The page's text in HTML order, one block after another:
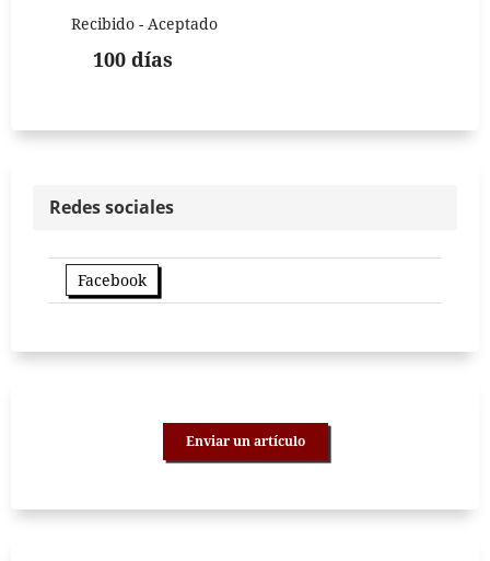
Recibido - Aceptado
100 días
Redes sociales
Facebook
Enviar un artículo